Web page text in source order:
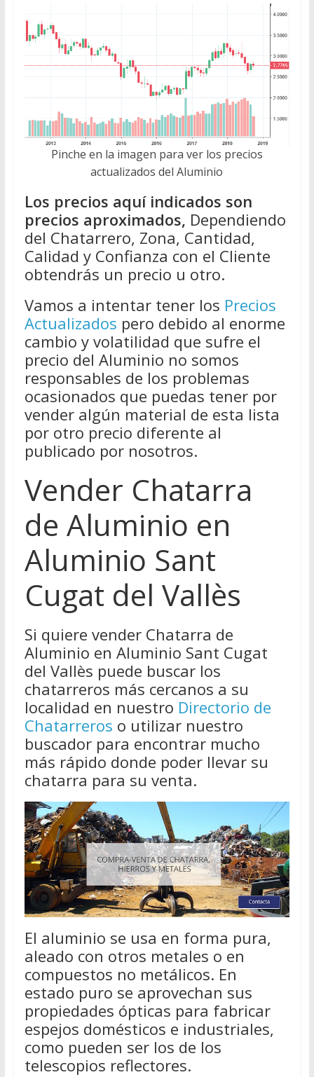
Pinche en la imagen para ver los precios
actualizados del Aluminio
Los precios aquí indicados son
precios aproximados, Dependiendo
del Chatarrero, Zona, Cantidad,
Calidad y Confianza con el Cliente
obtendrás un precio u otro.
Vamos a intentar tener los Precios
Actualizados pero debido al enorme
cambio y volatilidad que sufre el
precio del Aluminio no somos
responsables de los problemas
ocasionados que puedas tener por
vender algún material de esta lista
por otro precio diferente al
publicado por nosotros.
Vender Chatarra
de Aluminio en
Aluminio Sant
Cugat del Vallès
Si quiere vender Chatarra de
Aluminio en Aluminio Sant Cugat
del Vallès puede buscar los
chatarreros más cercanos a su
localidad en nuestro Directorio de
Chatarreros o utilizar nuestro
buscador para encontrar mucho
más rápido donde poder llevar su
chatarra para su venta.
El aluminio se usa en forma pura,
aleado con otros metales o en
compuestos no metálicos. En
estado puro se aprovechan sus
propiedades ópticas para fabricar
espejos domésticos e industriales,
como pueden ser los de los
telescopios reflectores.